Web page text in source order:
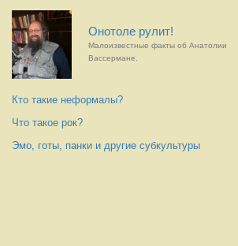
Онотоле рулит!
Малоизвестные факты об Анатолии
Вассермане.
Кто такие неформалы?
Что такое рок?
Эмо, готы, панки и другие субкультуры